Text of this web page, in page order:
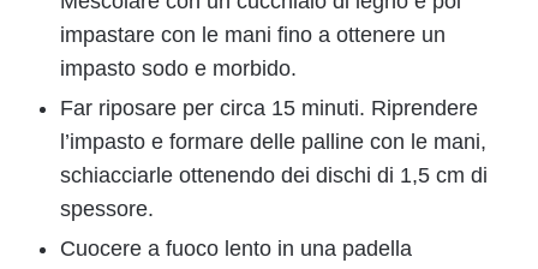
impastare con le mani fino a ottenere un
impasto sodo e morbido.
Far riposare per circa 15 minuti. Riprendere
l’impasto e formare delle palline con le mani,
schiacciarle ottenendo dei dischi di 1,5 cm di
spessore.
Cuocere a fuoco lento in una padella